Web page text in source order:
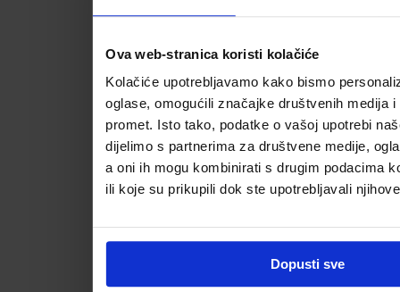
Ova web-stranica koristi kolačiće
Kolačiće upotrebljavamo kako bismo
oglase, omogućili značajke društvenih medija i
promet. Isto tako, podatke o vašoj upotrebi
dijelimo s partnerima za društvene medije,
a oni ih mogu kombinirati s drugim podacima
ili koje su prikupili dok ste upotrebljavali
Dopusti sve